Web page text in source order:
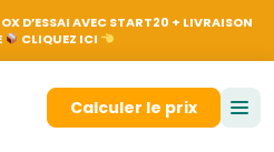
D’ESSAI AVEC START20 + LIVRAISON
CLIQUEZ ICI
Calculer le prix